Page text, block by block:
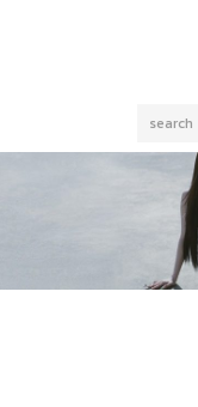
search